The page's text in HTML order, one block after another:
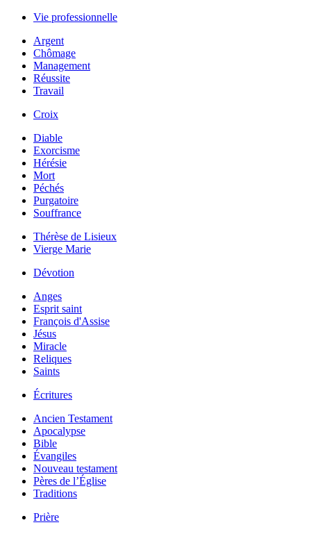
Vie professionnelle
Argent
Chômage
Management
Réussite
Travail
Croix
Diable
Exorcisme
Hérésie
Mort
Péchés
Purgatoire
Souffrance
Thérèse de Lisieux
Vierge Marie
Dévotion
Anges
Esprit saint
François d'Assise
Jésus
Miracle
Reliques
Saints
Écritures
Ancien Testament
Apocalypse
Bible
Évangiles
Nouveau testament
Pères de l’Église
Traditions
Prière